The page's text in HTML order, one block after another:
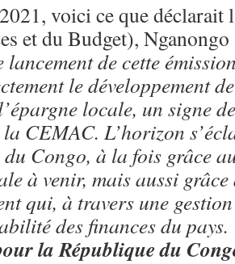
voici ce que déclarait
et du Budget),
lancement de cette
le développement
locale, un signe
CEMAC. L’horizon
Congo, à la fois grâce
à venir, mais aussi
qui, à travers une
des finances du
la République du